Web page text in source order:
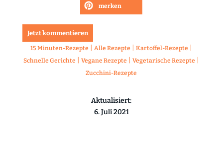
merken
Jetzt kommentieren
15 Minuten-Rezepte |Alle Rezepte |Kartoffel-Rezepte
Schnelle Gerichte |Vegane Rezepte |Vegetarische Rezepte
Zucchini-Rezepte
Aktualisiert:
6. Juli 2021